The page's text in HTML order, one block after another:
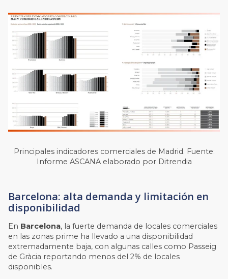
Principales indicadores comerciales de Madrid. Fuente:
Informe ASCANA elaborado por Ditrendia
Barcelona: alta demanda y limitación en
disponibilidad
En Barcelona, la fuerte demanda de locales comerciales
en las zonas prime ha llevado a una disponibilidad
extremadamente baja, con algunas calles como Passeig
de Gràcia reportando menos del 2% de locales
disponibles.